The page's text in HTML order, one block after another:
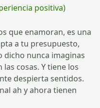
positiva)
que enamoran, es una
a tu presupuesto,
dicho nunca imaginas
cosas. Y tiene los
despierta sentidos.
ah y ahora tienen